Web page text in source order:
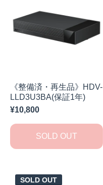
《整備済・再生品》HDV-
LLD3U3BA(保証1年)
¥10,800
SOLD OUT
SOLD OUT